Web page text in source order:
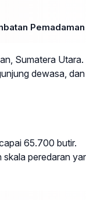
Pemadaman
Sumatera Utara.
dewasa, dan
65.700 butir.
skala peredaran